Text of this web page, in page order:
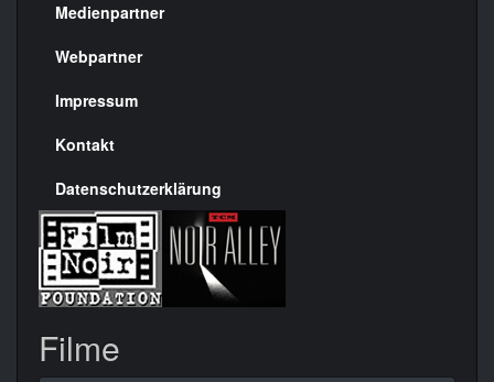
Menülinks
rechte
Seite
Medienpartner
Webpartner
Impressum
Kontakt
Datenschutzerklärung
Filme